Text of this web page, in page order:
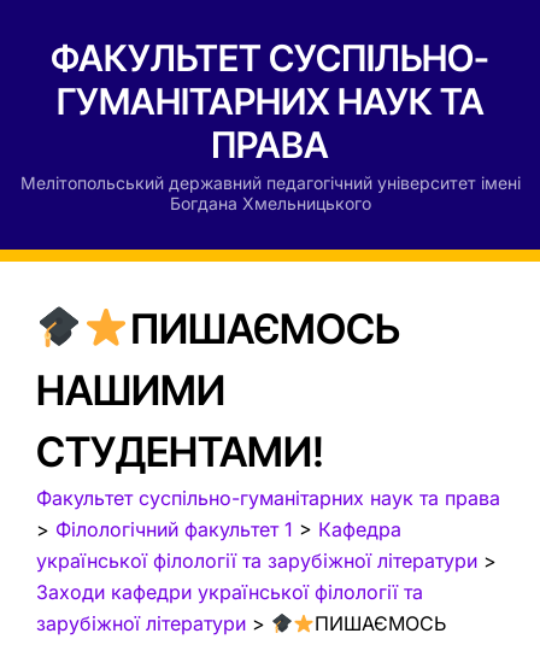
ФАКУЛЬТЕТ СУСПІЛЬНО-
ГУМАНІТАРНИХ НАУК ТА
ПРАВА
Мелітопольський державний педагогічний університет імені
Богдана Хмельницького
ПИШАЄМОСЬ
НАШИМИ
СТУДЕНТАМИ!
Факультет суспільно-гуманітарних наук та права
> Філологічний факультет 1 > Кафедра
української філології та зарубіжної літератури >
Заходи кафедри української філології та
зарубіжної літератури >
ПИШАЄМОСЬ